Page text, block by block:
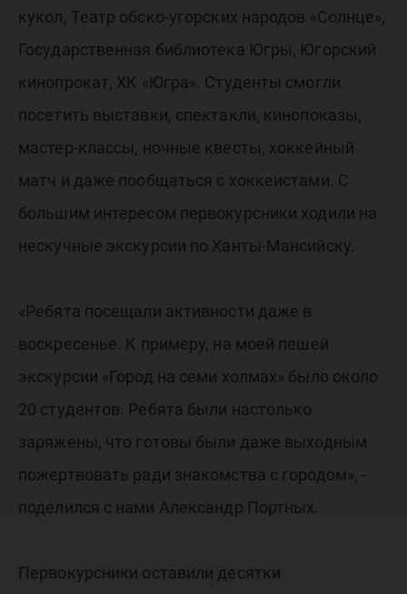
кукол, Театр обско-угорских народов «Солнце»,
Государственная библиотека Югры, Югорский
кинопрокат, ХК «Югра». Студенты смогли
посетить выставки, спектакли, кинопоказы,
мастер-классы, ночные квесты, хоккейный
матч и даже пообщаться с хоккеистами. С
большим интересом первокурсники ходили на
нескучные экскурсии по Ханты-Мансийску.
«Ребята посещали активности даже в
воскресенье. К примеру, на моей пешей
экскурсии «Город на семи холмах» было около
20 студентов. Ребята были настолько
заряжены, что готовы были даже выходным
пожертвовать ради знакомства с городом», -
поделился с нами Александр Портных.
Первокурсники оставили десятки